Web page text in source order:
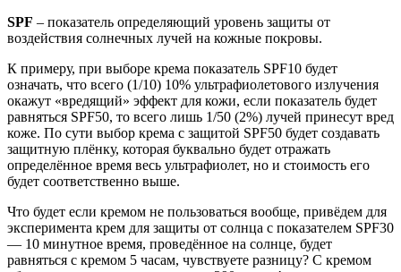
SPF – показатель определяющий уровень защиты от
воздействия солнечных лучей на кожные покровы.
К примеру, при выборе крема показатель SPF10 будет
означать, что всего (1/10) 10% ультрафиолетового излучения
окажут «вредящий» эффект для кожи, если показатель будет
равняться SPF50, то всего лишь 1/50 (2%) лучей принесут вред
коже. По сути выбор крема с защитой SPF50 будет создавать
защитную плёнку, которая буквально будет отражать
определённое время весь ультрафиолет, но и стоимость его
будет соответственно выше.
Что будет если кремом не пользоваться вообще, привёдем для
эксперимента крем для защиты от солнца с показателем SPF30
— 10 минутное время, проведённое на солнце, будет
равняться с кремом 5 часам, чувствуете разницу? С кремом